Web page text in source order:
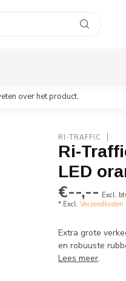
over het product.
RI-TRAFFIC
Ri-
LED
€--,-- Excl.
* Excl.Verzendkosten
Extra grote
en robuuste
Lees meer.